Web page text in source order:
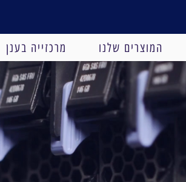
מרכזייה בענן המוצרים שלנו